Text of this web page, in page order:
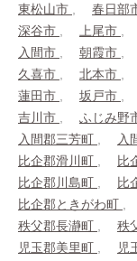
東松山市
春日部
深谷市
上尾市
入間市
朝霞市
久喜市
北本市
蓮田市
坂戸市
吉川市
ふじみ野
入間郡三芳町
入
比企郡滑川町
比
比企郡川島町
比
比企郡ときがわ町
秩父郡長瀞町
秩
児玉郡美里町
児